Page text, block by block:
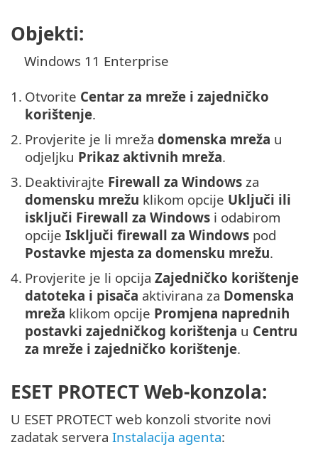
Objekti:
Windows 11 Enterprise
1. Otvorite Centar za mreže i zajedničko
korištenje.
2. Provjerite je li mreža domenska mreža u
odjeljku Prikaz aktivnih mreža.
3. Deaktivirajte Firewall za Windows za
domensku mrežu klikom opcije Uključi ili
isključi Firewall za Windows i odabirom
opcije Isključi firewall za Windows pod
Postavke mjesta za domensku mrežu.
4. Provjerite je li opcija Zajedničko korištenje
datoteka i pisača aktivirana za Domenska
mreža klikom opcije Promjena naprednih
postavki zajedničkog korištenja u Centru
za mreže i zajedničko korištenje.
ESET PROTECT Web-konzola:
U ESET PROTECT web konzoli stvorite novi
zadatak servera Instalacija agenta: